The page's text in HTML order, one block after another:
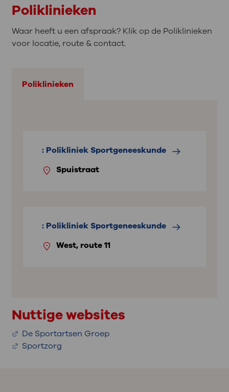
Poliklinieken
Waar heeft u een afspraak? Klik op de Poliklinieken
voor locatie, route & contact.
Poliklinieken
: Polikliniek Sportgeneeskunde
Spuistraat
: Polikliniek Sportgeneeskunde
West, route 11
Nuttige websites
De Sportartsen Groep
Sportzorg